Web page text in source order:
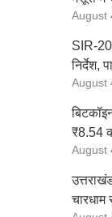
August
SIR-
निर्देश,
August
₹8.54
August
चारधाम